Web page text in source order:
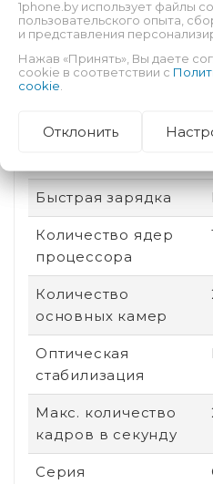
Поддержка карт
памяти
Быстрая зарядка
Количество ядер
процессора
Количество
основных камер
Оптическая
стабилизация
Макс. количество
кадров в секунду
Серия
1phone.by использует файлы
пользовательского опыта,
и представления
Нажав «Принять», Вы даете
cookie в соответствии с
cookie
Отклонить